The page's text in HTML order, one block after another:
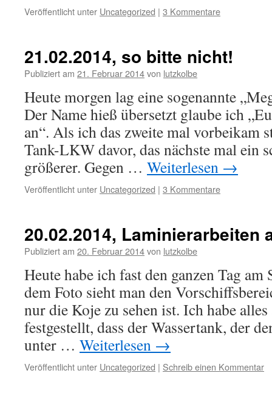
Veröffentlicht unter Uncategorized | 3 Kommentare
21.02.2014, so bitte nicht!
Publiziert am 21. Februar 2014von lutzkolbe
Heute morgen lag eine sogenannte
Der Name hieß übersetzt glaube ich
an“. Als ich das zweite mal vorbeikam
Tank-LKW davor, das nächste mal ein
größerer. Gegen … Weiterlesen →
Veröffentlicht unter Uncategorized | 3 Kommentare
20.02.2014, Laminierarbeiten
Publiziert am 20. Februar 2014von lutzkolbe
Heute habe ich fast den ganzen Tag
dem Foto sieht man den
nur die Koje zu sehen ist. Ich habe
festgestellt, dass der Wassertank, der
unter … Weiterlesen →
Veröffentlicht unter Uncategorized | Schreib einen Kommentar